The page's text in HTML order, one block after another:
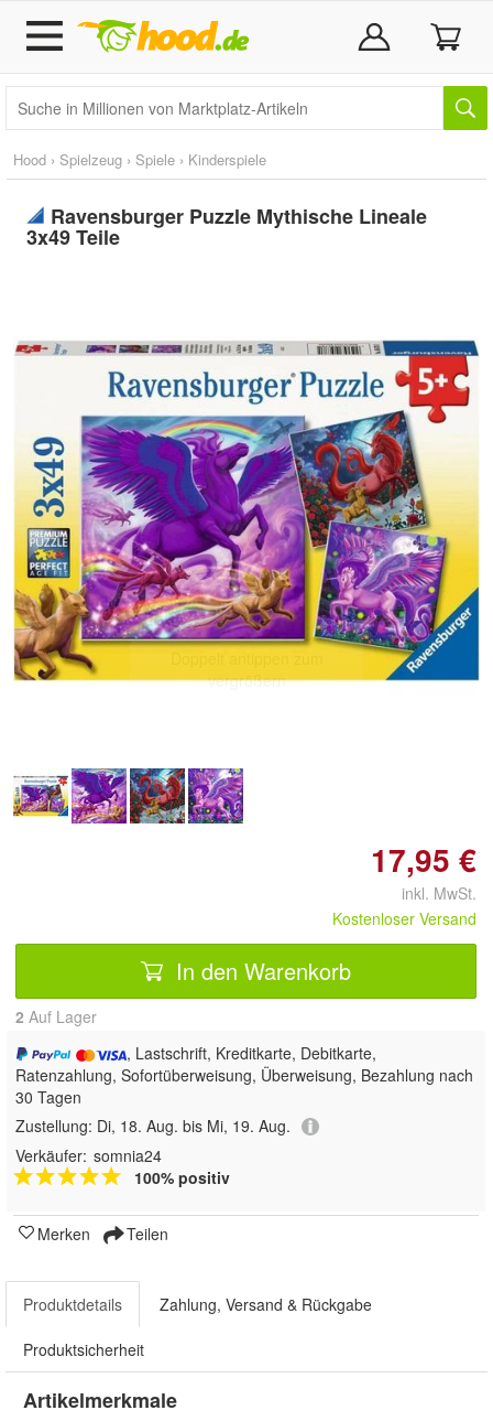
Hood › Spielzeug › Spiele › Kinderspiele
Ravensburger Puzzle Mythische Lineale
3x49 Teile
vergrößern
17,95 €
inkl. MwSt.
Kostenloser Versand
In den Warenkorb
2 Auf Lager
, Lastschrift, Kreditkarte, Debitkarte,
Ratenzahlung, Sofortüberweisung, Überweisung, Bezahlung nach
30 Tagen
Zustellung: Di, 18. Aug. bis Mi, 19. Aug.
Verkäufer: somnia24
100% positiv
Merken Teilen
Produktdetails Zahlung, Versand & Rückgabe
Produktsicherheit
Artikelmerkmale